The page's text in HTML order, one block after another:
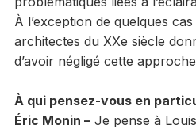
À l’exception de quelques
architectes du XXe siècle
d’avoir négligé cette
À qui pensez-vous en
Éric Monin –Je pense à